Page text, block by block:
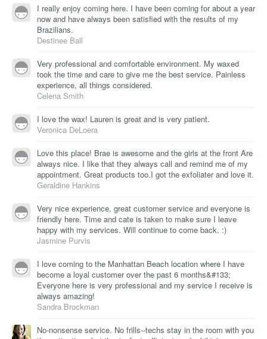
I really enjoy coming here. I have been coming for about a year
now and have always been satisfied with the results of my
Brazilians.
Destinee Ball
Very professional and comfortable environment. My waxed
took the time and care to give me the best service. Painless
experience, all things considered.
Celena Smith
I love the wax! Lauren is great and is very patient.
Veronica DeLoera
Love this place! Brae is awesome and the girls at the front Are
always nice. I like that they always call and remind me of my
appointment. Great products too.I got the exfoliater and love it.
Geraldine Hankins
Very nice experience, great customer service and everyone is
friendly here. Time and cate is taken to make sure I leave
happy with my services. Will continue to come back. :)
Jasmine Purvis
I love coming to the Manhattan Beach location where I have
become a loyal customer over the past 6 months&#133;
Everyone here is very professional and my service I receive is
always amazing!
Sandra Brockman
No-nonsense service. No frills--techs stay in the room with you